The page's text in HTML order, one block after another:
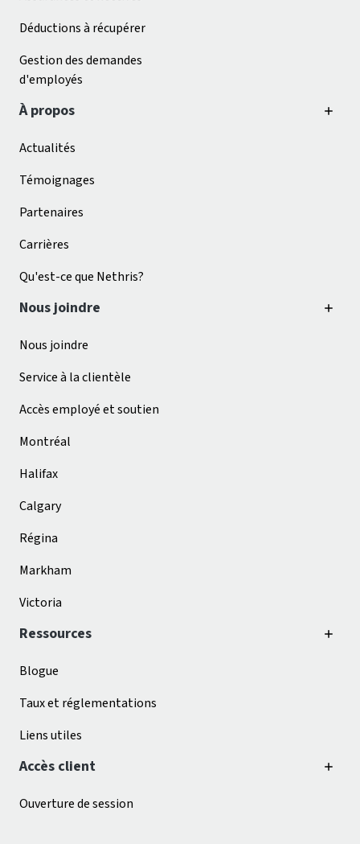
Déductions à récupérer
Gestion des demandes
d'employés
À propos
Actualités
Témoignages
Partenaires
Carrières
Qu'est-ce que Nethris?
Nous joindre
Nous joindre
Service à la clientèle
Accès employé et soutien
Montréal
Halifax
Calgary
Régina
Markham
Victoria
Ressources
Blogue
Taux et réglementations
Liens utiles
Accès client
Ouverture de session